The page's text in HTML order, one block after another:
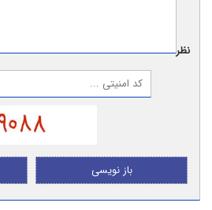
نظر:
باز نویسی